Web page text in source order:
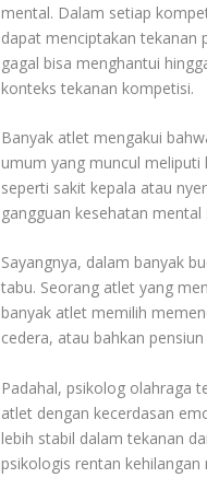
mental. Dalam setiap
dapat menciptakan tekanan
gagal bisa menghantui
konteks tekanan kompetisi.
Banyak atlet mengakui
umum yang muncul
seperti sakit kepala atau
gangguan kesehatan
Sayangnya, dalam banyak
tabu. Seorang atlet yang
banyak atlet memilih
cedera, atau bahkan pensiun
Padahal, psikolog olahraga
atlet dengan kecerdasan
lebih stabil dalam tekanan
psikologis rentan